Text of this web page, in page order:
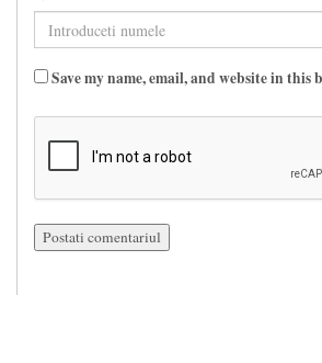
Save my name, email, and website in